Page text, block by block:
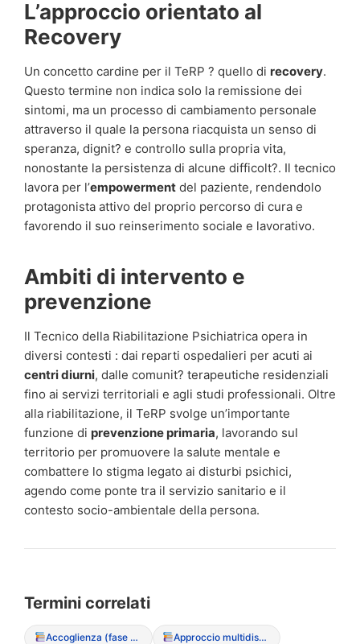
L’approccio orientato al
Recovery
Un concetto cardine per il TeRP ? quello di recovery.
Questo termine non indica solo la remissione dei
sintomi, ma un processo di cambiamento personale
attraverso il quale la persona riacquista un senso di
speranza, dignit? e controllo sulla propria vita,
nonostante la persistenza di alcune difficolt?. Il tecnico
lavora per l’empowerment del paziente, rendendolo
protagonista attivo del proprio percorso di cura e
favorendo il suo reinserimento sociale e lavorativo.
Ambiti di intervento e
prevenzione
Il Tecnico della Riabilitazione Psichiatrica opera in
diversi contesti : dai reparti ospedalieri per acuti ai
centri diurni, dalle comunit? terapeutiche residenziali
fino ai servizi territoriali e agli studi professionali. Oltre
alla riabilitazione, il TeRP svolge un’importante
funzione di prevenzione primaria, lavorando sul
territorio per promuovere la salute mentale e
combattere lo stigma legato ai disturbi psichici,
agendo come ponte tra il servizio sanitario e il
contesto socio-ambientale della persona.
Termini correlati
Accoglienza (fase di primo ascolto) Approccio multidisciplinare integrato